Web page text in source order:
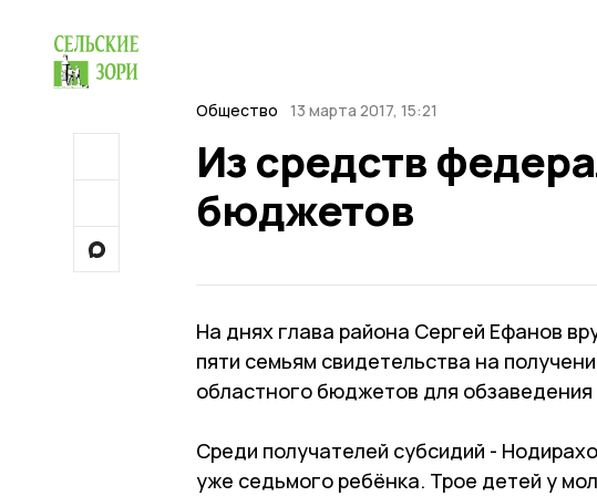
Общество 13 марта 2017, 15:21
Из средств
бюджетов
На днях глава района Сергей Ефанов
пяти семьям свидетельства на
областного бюджетов для
Среди получателей субсидий -
уже седьмого ребёнка. Трое детей у